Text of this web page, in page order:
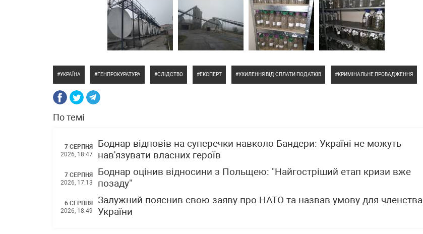
УКРАЇНА ГЕНПРОКУРАТУРА СЛІДСТВО ЕКСПЕРТ УХИЛЕННЯ ВІД СПЛАТИ ПОДАТКІВ КРИМІНАЛЬНЕ ПРОВАДЖЕННЯ
По темі
7 СЕРПНЯ
2026, 18:47
Боднар відповів на суперечки навколо Бандери: Україні не можуть
нав'язувати власних героїв
7 СЕРПНЯ
2026, 17:13
Боднар оцінив відносини з Польщею: "Найгостріший етап кризи вже
позаду"
6 СЕРПНЯ
2026, 18:49
Залужний пояснив свою заяву про НАТО та назвав умову для членства
України